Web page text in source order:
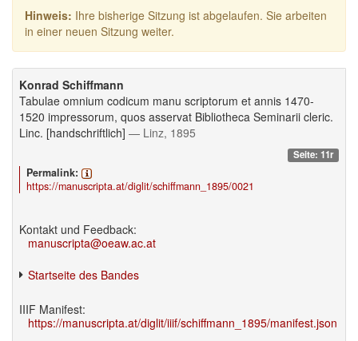
Hinweis: Ihre bisherige Sitzung ist abgelaufen. Sie arbeiten
in einer neuen Sitzung weiter.
Konrad Schiffmann
Tabulae omnium codicum manu scriptorum et annis 1470-
1520 impressorum, quos asservat Bibliotheca Seminarii cleric.
Linc. [handschriftlich] — Linz, 1895
Seite: 11r
Permalink:
https://manuscripta.at/diglit/schiffmann_1895/0021
Kontakt und Feedback:
manuscripta@oeaw.ac.at
Startseite des Bandes
IIIF Manifest:
https://manuscripta.at/diglit/iiif/schiffmann_1895/manifest.json